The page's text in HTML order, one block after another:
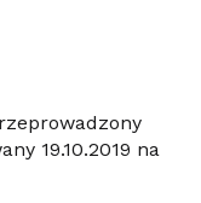
19.10.2019 na